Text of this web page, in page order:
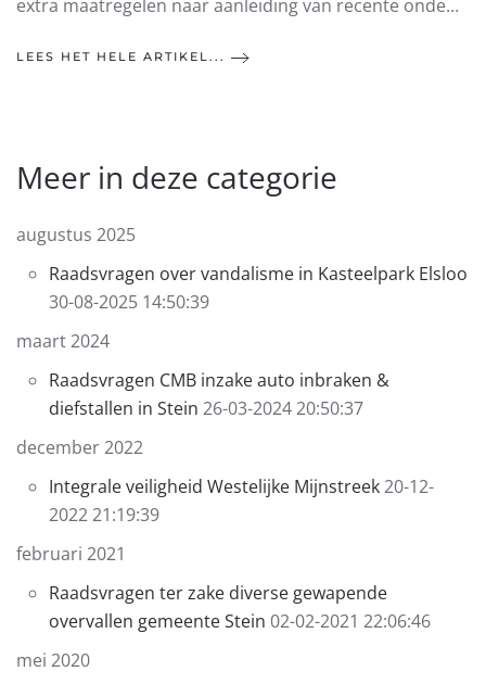
extra maatregelen naar aanleiding van recente onde…
LEES HET HELE ARTIKEL...
Meer in deze categorie
augustus 2025
Raadsvragen over vandalisme in Kasteelpark Elsloo
30-08-2025 14:50:39
maart 2024
Raadsvragen CMB inzake auto inbraken &
diefstallen in Stein 26-03-2024 20:50:37
december 2022
Integrale veiligheid Westelijke Mijnstreek20-12-
2022 21:19:39
februari 2021
Raadsvragen ter zake diverse gewapende
overvallen gemeente Stein 02-02-2021 22:06:46
mei 2020